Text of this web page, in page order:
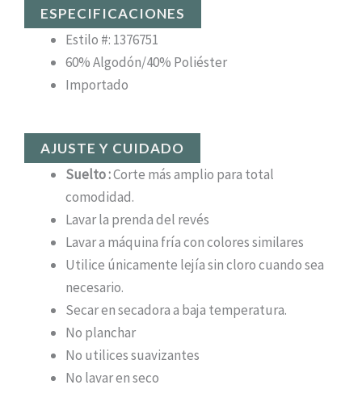
ESPECIFICACIONES
Estilo #: 1376751
60% Algodón/40% Poliéster
Importado
AJUSTE Y CUIDADO
Suelto:Corte más amplio para total
comodidad.
Lavar la prenda del revés
Lavar a máquina fría con colores similares
Utilice únicamente lejía sin cloro cuando sea
necesario.
Secar en secadora a baja temperatura.
No planchar
No utilices suavizantes
No lavar en seco